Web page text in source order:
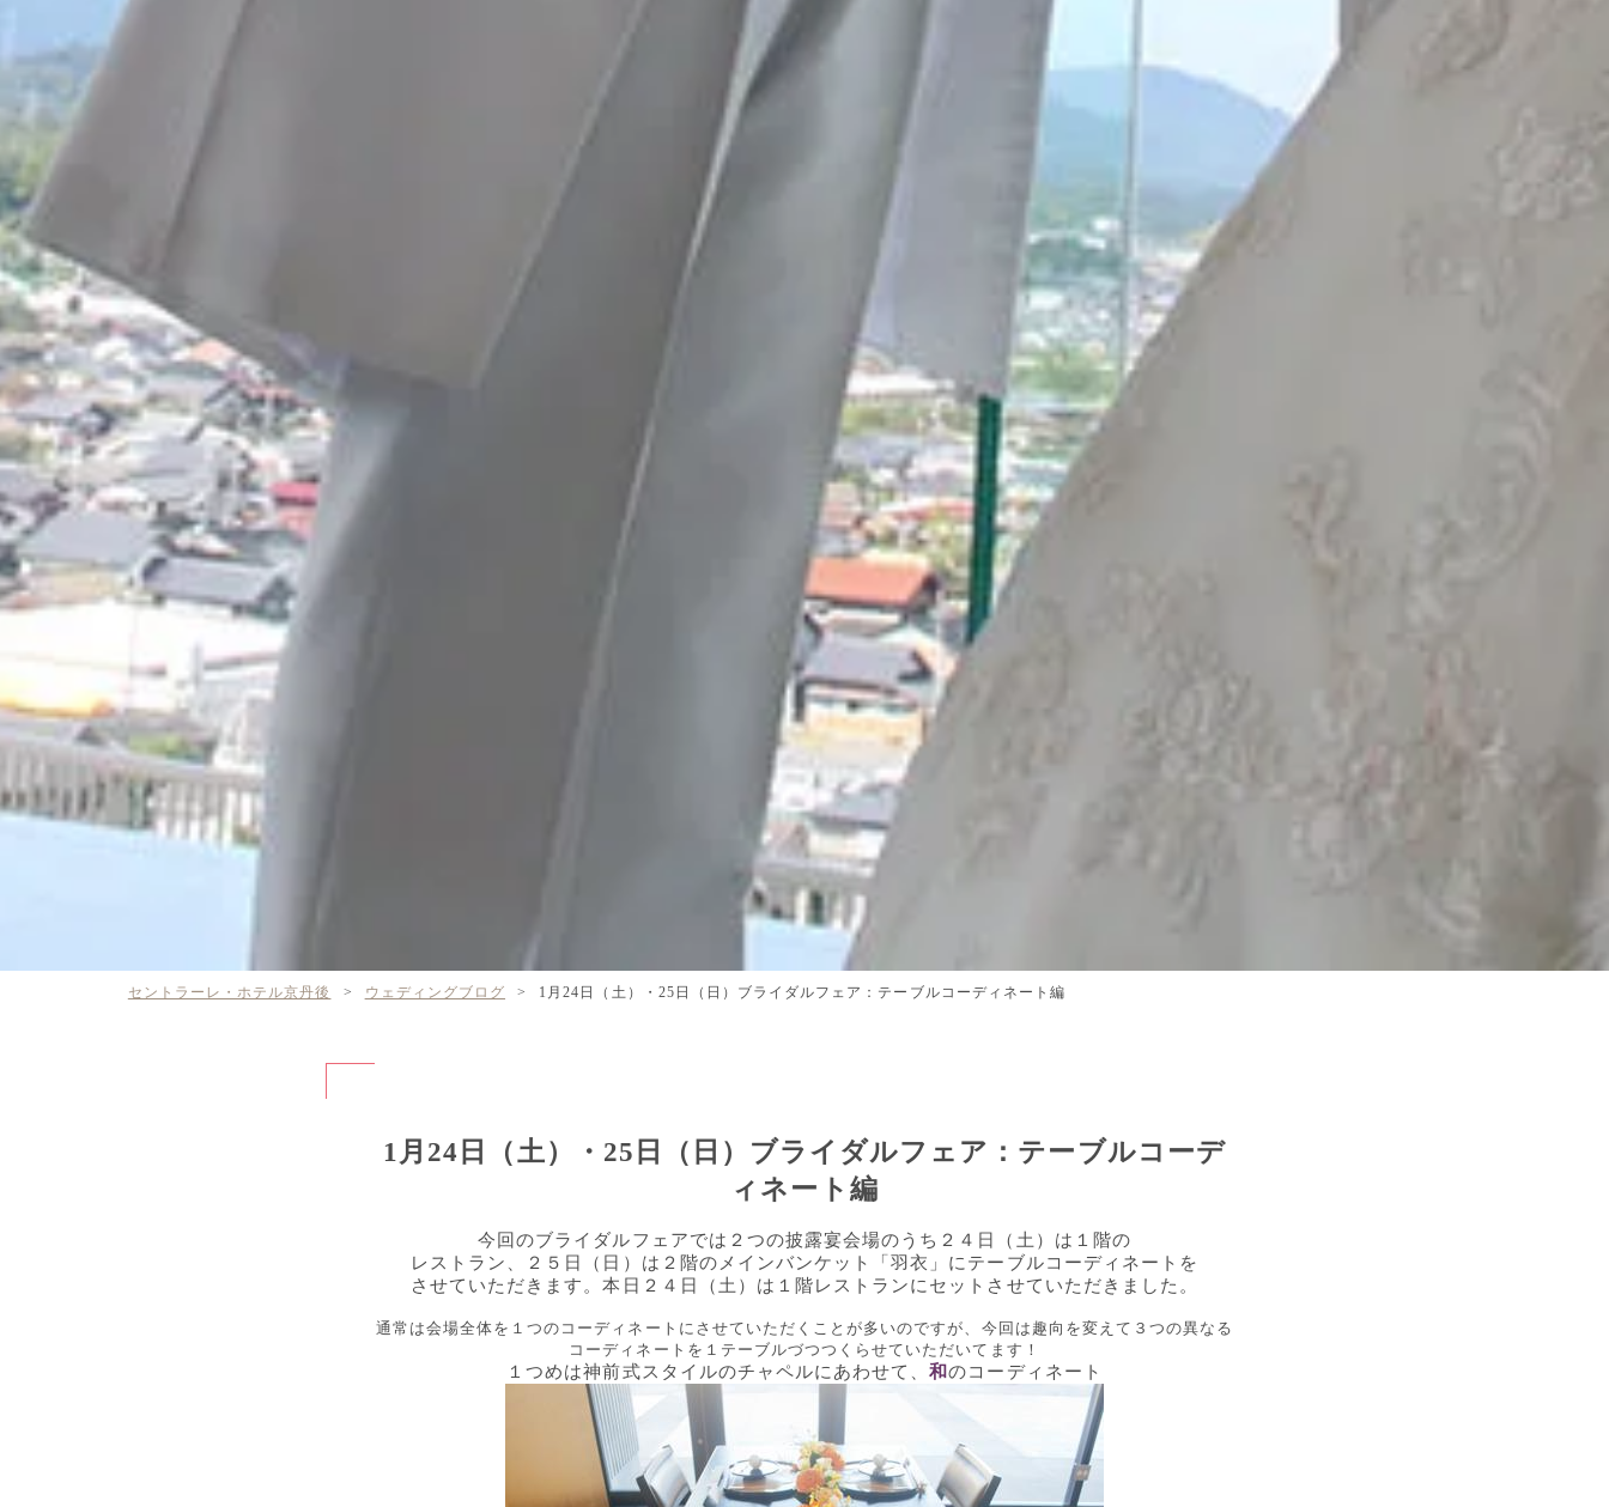
セントラーレ・ホテル京丹後 > ウェディングブログ > 1月24日（土）・25日（日）ブライダルフェア：テーブルコーディネート編
1月24日（土）・25日（日）ブライダルフェア：テーブルコーデ
ィネート編
今回のブライダルフェアでは２つの披露宴会場のうち２４日（土）は１階の
レストラン、２５日（日）は２階のメインバンケット「羽衣」にテーブルコーディネートを
させていただきます。本日２４日（土）は１階レストランにセットさせていただきました。
通常は会場全体を１つのコーディネートにさせていただくことが多いのですが、今回は趣向を変えて３つの異なる
コーディネートを１テーブルづつつくらせていただいてます！
１つめは神前式スタイルのチャペルにあわせて、和のコーディネート